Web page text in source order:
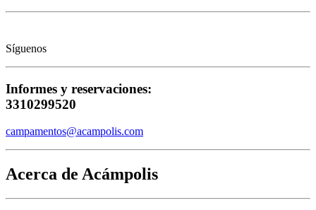
Síguenos
Informes y reservaciones:
3310299520
campamentos@acampolis.com
Acerca de Acámpolis